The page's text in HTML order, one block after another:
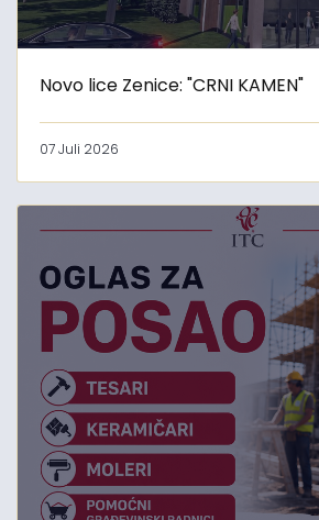
Novo lice Zenice: "CRNI KAMEN"
07 Juli 2026